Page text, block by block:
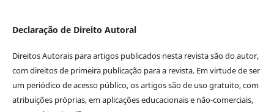
Declaração de Direito Autoral
Direitos Autorais para artigos publicados nesta revista são do autor,
com direitos de primeira publicação para a revista. Em virtude de ser
um periódico de acesso público, os artigos são de uso gratuito, com
atribuições próprias, em aplicações educacionais e não-comerciais,